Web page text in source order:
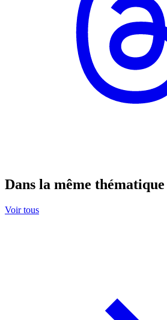
Dans la même thématique
Voir tous